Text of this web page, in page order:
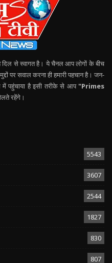
दिल से स्वागत है। ये चैनल आप लोगों के बीच
पर सवाल करना ही हमारी पहचान है। जन-
पहुंचाया है इसी तरीके से आप "Primes
रहेंगे।
5543
3607
2544
1827
830
807